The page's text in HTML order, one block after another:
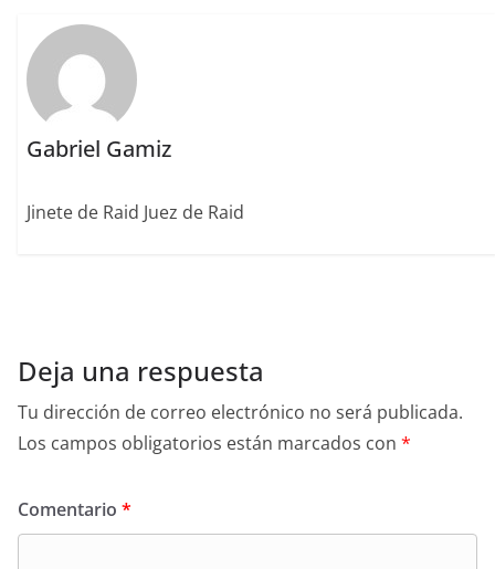
Gabriel Gamiz
Jinete de Raid Juez de Raid
Deja una respuesta
Tu dirección de correo electrónico no será publicada.
Los campos obligatorios están marcados con *
Comentario *